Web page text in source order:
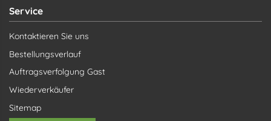
Service
Kontaktieren Sie uns
Bestellungsverlauf
Auftragsverfolgung Gast
Wiederverkäufer
Sitemap